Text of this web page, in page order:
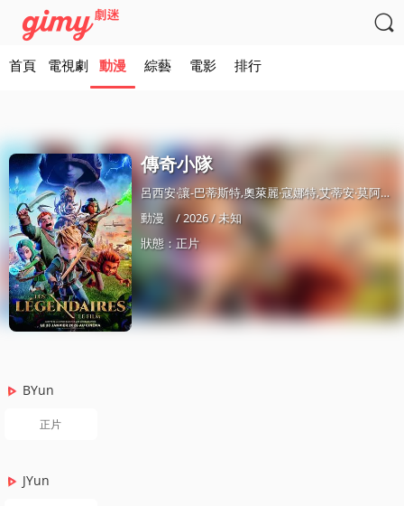

首頁 電視劇 動漫 綜藝 電影 排行
傳奇小隊
呂西安·讓-巴蒂斯特,奧萊麗·寇娜特,艾蒂安·莫阿納,湯姆·莫頓,Pe托馬斯·薩果斯,安托
動漫
/ 2026 / 未知
狀態：正片
BYun
正片
JYun